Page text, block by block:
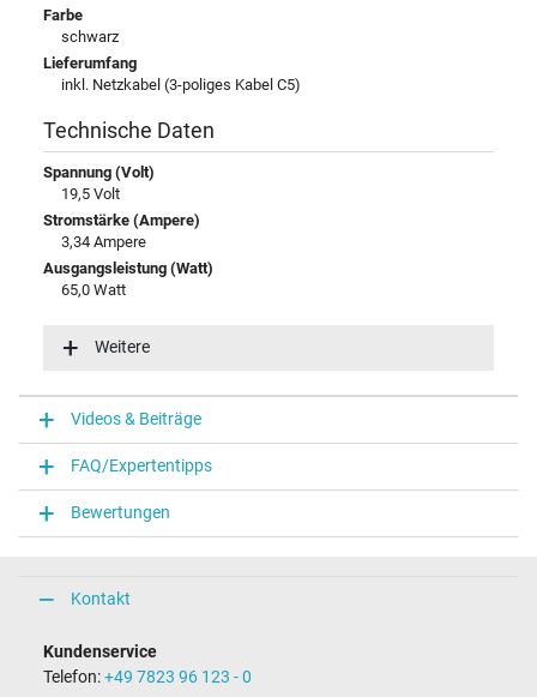
Farbe
schwarz
Lieferumfang
inkl. Netzkabel (3-poliges Kabel C5)
Technische Daten
Spannung (Volt)
19,5 Volt
Stromstärke (Ampere)
3,34 Ampere
Ausgangsleistung (Watt)
65,0 Watt
100-240V / 50-60Hz
Funktions-LED
Funktions-LED im Stecker
Notebook Stecker
Steckertyp / -form
rund / 180° gerade
9,5 mm
Ja
Weitere
Videos & Beiträge
FAQ/Expertentipps
Bewertungen
Kontakt
Kundenservice
Telefon:+49 7823 96 123 - 0